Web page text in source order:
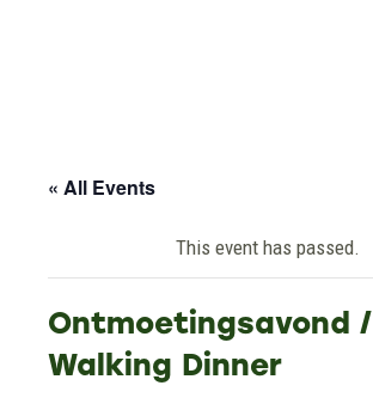
« All Events
This event has passed.
Ontmoetingsavond /
Walking Dinner